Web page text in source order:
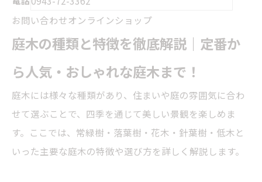
お問い合わせオンラインショップ
庭木の種類と特徴を徹底解説｜定番か
ら人気・おしゃれな庭木まで！
庭木には様々な種類があり、住まいや庭の雰囲気に合わ
せて選ぶことで、四季を通じて美しい景観を楽しめま
す。ここでは、常緑樹・落葉樹・花木・針葉樹・低木と
いった主要な庭木の特徴や選び方を詳しく解説します。